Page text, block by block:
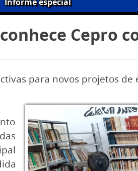
Cepro
para novos projetos de